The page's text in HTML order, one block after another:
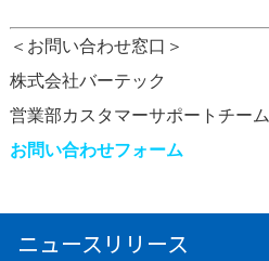
＜お問い合わせ窓口＞
株式会社バーテック
営業部カスタマーサポートチーム
お問い合わせフォーム
ニュースリリース